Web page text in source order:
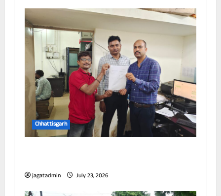
Chhattisgarh
jagatadmin July 23, 2026